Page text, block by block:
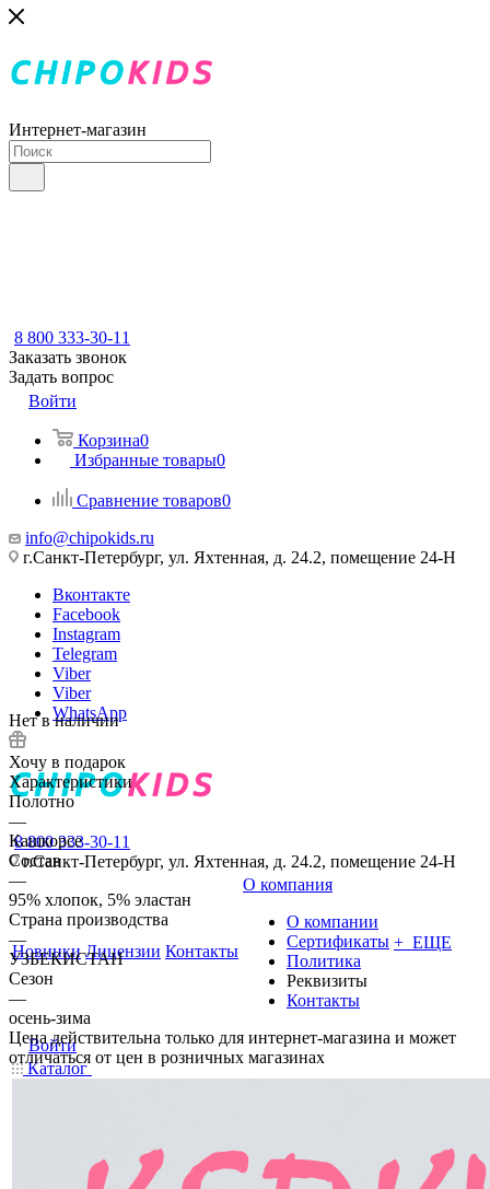
Интернет-магазин
8 800 333-30-11
Заказать звонок
Задать вопрос
Войти
Корзина0
Избранные товары0
Сравнение товаров0
info@chipokids.ru
г.Санкт-Петербург, ул. Яхтенная, д. 24.2, помещение 24-Н
Вконтакте
Facebook
Instagram
Telegram
Viber
Viber
WhatsApp
8 800 333-30-11
г.Санкт-Петербург, ул. Яхтенная, д. 24.2, помещение 24-Н
Новинки Лицензии Контакты
О компания
О компании
Сертификаты
Политика
Реквизиты
Контакты
+ ЕЩЕ
Войти
Каталог
Нет в наличии
Хочу в подарок
Характеристики
Полотно
—
Кашкорсе
Состав
—
95% хлопок, 5% эластан
Страна производства
—
УЗБЕКИСТАН
Сезон
—
осень-зима
Цена действительна только для интернет-магазина и может
отличаться от цен в розничных магазинах